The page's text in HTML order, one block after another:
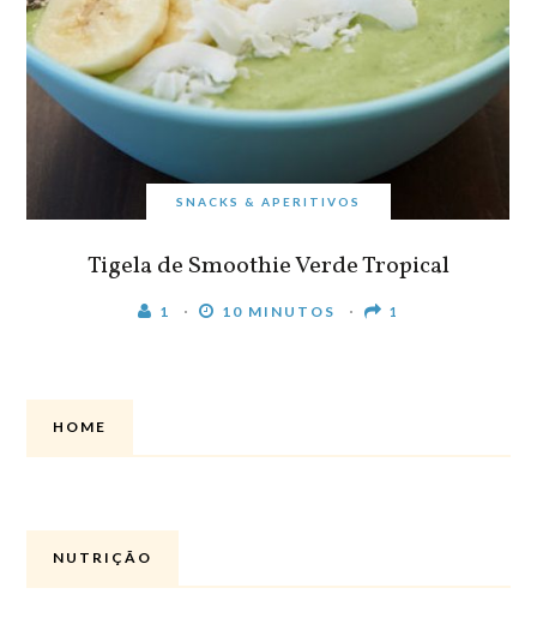
SNACKS & APERITIVOS
Tigela de Smoothie Verde Tropical
1 10 MINUTOS 1
HOME
NUTRIÇÃO